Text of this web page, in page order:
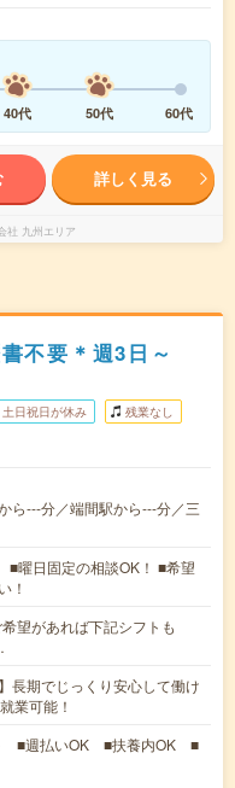
40代 50代 60代
詳しく見る
社 九州エリア
不要＊週3日～
土日祝日が休み 残業なし
ら---分／端間駅から---分／三
■曜日固定の相談OK！ ■希望
！
望があれば下記シフトも
長期でじっくり安心して働け
業可能！
■週払いOK ■扶養内OK ■